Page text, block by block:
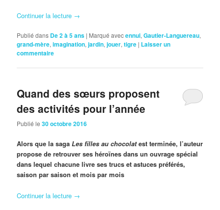
Continuer la lecture →
Publié dans De 2 à 5 ans | Marqué avecennui,Gautier-Languereau,
grand-mère,imagination,jardin,jouer,tigre | Laisser un
commentaire
Quand des sœurs proposent
des activités pour l’année
Publié le30 octobre 2016
Alors que la sagaLes filles au chocolatest terminée, l’auteur
propose de retrouver ses héroïnes dans un ouvrage spécial
dans lequel chacune livre ses trucs et astuces préférés,
saison par saison et mois par mois
Continuer la lecture →